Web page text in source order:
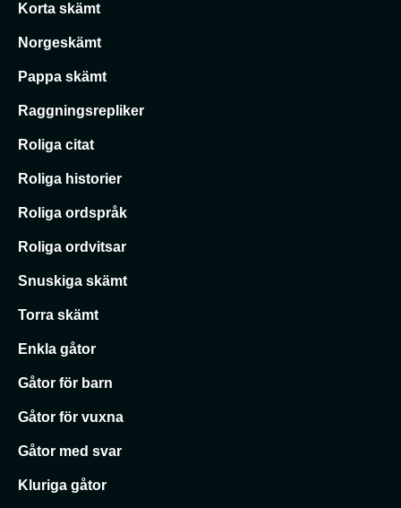
Korta skämt
Norgeskämt
Pappa skämt
Raggningsrepliker
Roliga citat
Roliga historier
Roliga ordspråk
Roliga ordvitsar
Snuskiga skämt
Torra skämt
Enkla gåtor
Gåtor för barn
Gåtor för vuxna
Gåtor med svar
Kluriga gåtor